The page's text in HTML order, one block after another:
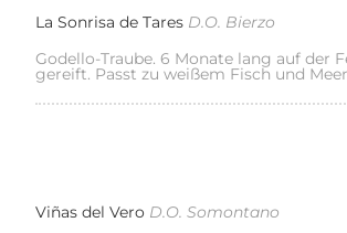
La Sonrisa de Tares D.O. Bierzo
Godello-Traube. 6 Monate lang auf der
gereift. Passt zu weißem Fisch und
Viñas del Vero D.O. Somontano